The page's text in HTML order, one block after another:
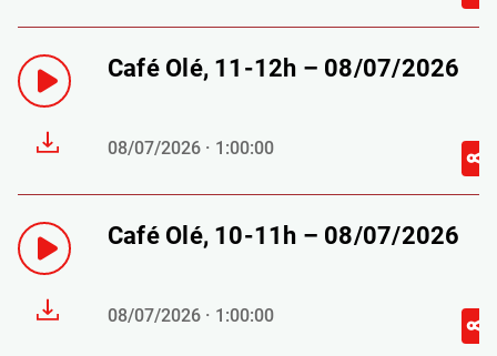
Café Olé, 11-12h – 08/07/2026
08/07/2026 · 1:00:00
Café Olé, 10-11h – 08/07/2026
08/07/2026 · 1:00:00